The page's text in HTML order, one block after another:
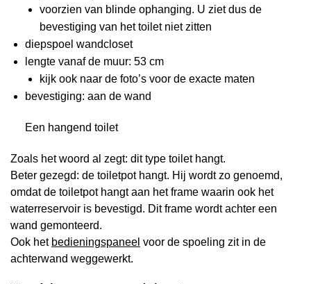
voorzien van blinde ophanging. U ziet dus de
bevestiging van het toilet niet zitten
diepspoel wandcloset
lengte vanaf de muur: 53 cm
kijk ook naar de foto’s voor de exacte maten
bevestiging: aan de wand
Een hangend toilet
Zoals het woord al zegt: dit type toilet hangt.
Beter gezegd: de toiletpot hangt. Hij wordt zo genoemd,
omdat de toiletpot hangt aan het frame waarin ook het
waterreservoir is bevestigd. Dit frame wordt achter een
wand gemonteerd.
Ook het bedieningspaneel voor de spoeling zit in de
achterwand weggewerkt.